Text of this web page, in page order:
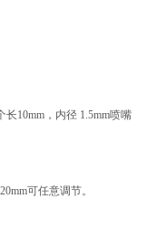
10mm，内径 1.5mm喷嘴
可任意调节。